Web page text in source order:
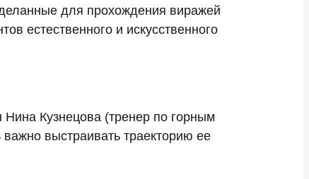
для прохождения виражей
естественного и искусственного
Кузнецова (тренер по горным
выстраивать траекторию ее